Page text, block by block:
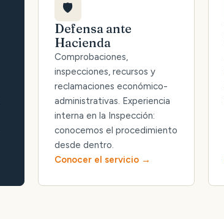
🛡️
Defensa ante
Hacienda
Comprobaciones,
inspecciones, recursos y
reclamaciones económico-
administrativas. Experiencia
interna en la Inspección:
conocemos el procedimiento
desde dentro.
Conocer el servicio